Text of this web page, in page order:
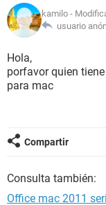
kamilo -
usuario
Hola,
porfavor quien
para mac
Compartir
Consulta también:
Office mac 2011